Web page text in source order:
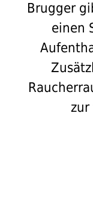
Brugger
einen
zur